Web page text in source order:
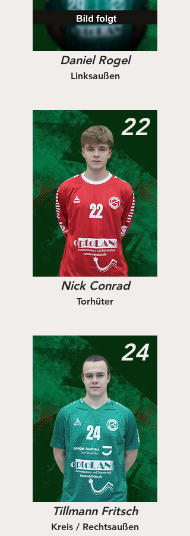
Daniel Rogel
Linksaußen
22
Nick Conrad
Torhüter
24
Tillmann Fritsch
Kreis / Rechtsaußen